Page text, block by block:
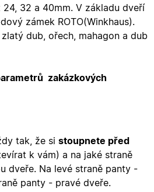
32 a 40mm. V základu dveří
zámek ROTO(Winkhaus).
dub, ořech, mahagon a dub
zakázkových
tak, že si stoupnete před
k vám) a na jaké straně
dveře. Na levé straně panty -
panty - pravé dveře.